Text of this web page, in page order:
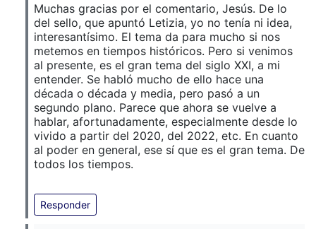
Muchas gracias por el comentario, Jesús. De lo
del sello, que apuntó Letizia, yo no tenía ni idea,
interesantísimo. El tema da para mucho si nos
metemos en tiempos históricos. Pero si venimos
al presente, es el gran tema del siglo XXI, a mi
entender. Se habló mucho de ello hace una
década o década y media, pero pasó a un
segundo plano. Parece que ahora se vuelve a
hablar, afortunadamente, especialmente desde lo
vivido a partir del 2020, del 2022, etc. En cuanto
al poder en general, ese sí que es el gran tema. De
todos los tiempos.
Responder